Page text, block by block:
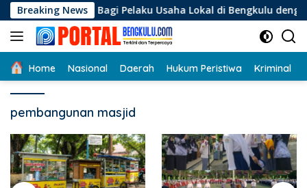
Langsung
ke
konten
Breaking News
Bagi Pelaku Usaha Lokal di Bengkulu dengan
Home Nasional Daerah Hukum Peristiwa Kriminal
pembangunan masjid